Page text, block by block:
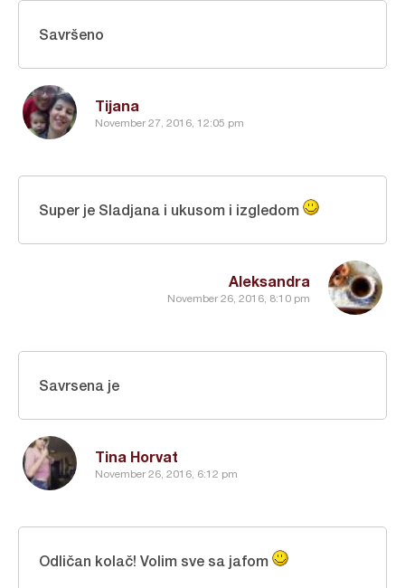
Tijana
November 27, 2016, 12:05 pm
Savršeno
Aleksandra
November 26, 2016, 8:10 pm
Super je Sladjana i ukusom i izgledom
Tina Horvat
November 26, 2016, 6:12 pm
Savrsena je
Odličan kolač! Volim sve sa jafom